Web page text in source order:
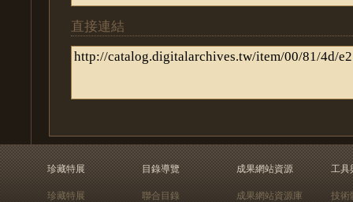
直接連結
珍藏特展
珍藏特展
目錄導覽
聯合目錄
成果網站資源
成果網站資源庫
工具
技術